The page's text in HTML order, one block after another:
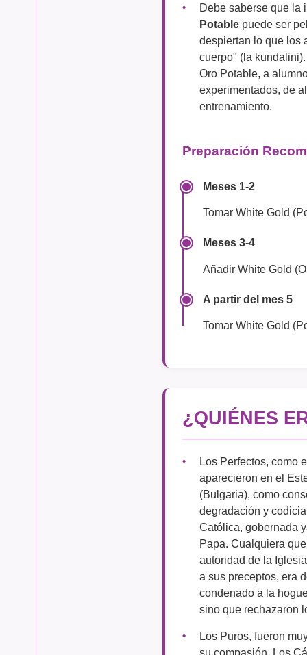
Debe saberse que la
Potable puede ser
despiertan lo que los
cuerpo" (la
Oro Potable, a
experimentados, de
entrenamiento.
Preparación
Meses 1-2
Tomar White Gold
Meses 3-4
Añadir White Gold
A partir del mes 5
Tomar White Gold
¿QUIÉNES
Los Perfectos, como
aparecieron en el
(Bulgaria), como
degradación y
Católica, gobernada
Papa. Cualquiera
autoridad de la
a sus preceptos, era
condenado a la
sino que rechazaron
Los Puros, fueron
su compasión. Los